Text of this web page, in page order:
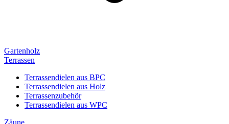
Gartenholz
Terrassen
Terrassendielen aus BPC
Terrassendielen aus Holz
Terrassenzubehör
Terrassendielen aus WPC
Zäune